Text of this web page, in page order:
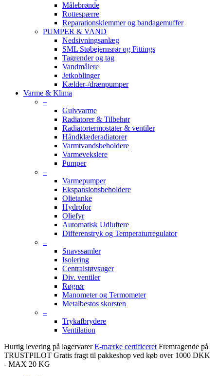
Målebrønde
Rottespærre
Reparationsklemmer og bandagemuffer
PUMPER & VAND
Nedsivningsanlæg
SML Støbejernsrør og Fittings
Tagrender og tag
Vandmålere
Jetkoblinger
Kælder-/drænpumper
Varme & Klima
–
Gulvvarme
Radiatorer & Tilbehør
Radiatortermostater & ventiler
Håndklæderadiatorer
Varmtvandsbeholdere
Varmevekslere
Pumper
–
Varmepumper
Ekspansionsbeholdere
Olietanke
Hydrofor
Oliefyr
Automatisk Udluftere
Differenstryk og Temperaturregulator
–
Snavssamler
Isolering
Centralstøvsuger
Div. ventiler
Røgrør
Manometer og Termometer
Metalbestos skorsten
–
Trykafbrydere
Ventilation
Hurtig levering på lagervarer E-mærke certificeret Fremragende på
TRUSTPILOT Gratis fragt til pakkeshop ved køb over 1000 DKK
- MAX 20 KG